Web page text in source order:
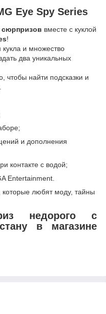
Eye Spy Series
сюрпризов вместе с куклой
!
кукла и множество
два уникальных
чтобы найти подсказки и
и дополнения
контакте с водой;
Entertainment.
любят моду, тайны
недорого с
в магазине